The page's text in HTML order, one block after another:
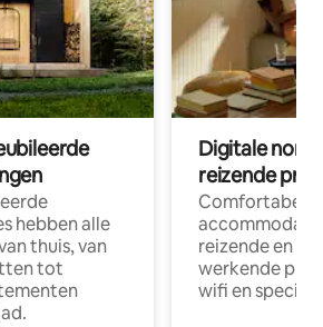
hebben alle
thuis, van
tot
Digitale
reizende
Comfortabele
reizende en
werkende
wifi en